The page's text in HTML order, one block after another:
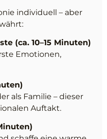
individuell – aber
(ca. 10–15 Minuten)
Emotionen,
als Familie – dieser
Auftakt.